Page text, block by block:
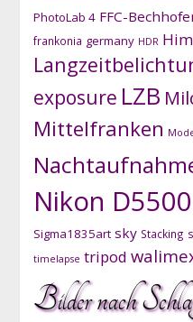
PhotoLab 4 FFC-
frankonia germany HDR
exposure LZB
Mittelfranken
Nikon D5500
Sigma1835art sky Stacking
timelapse tripod
Bilder nach